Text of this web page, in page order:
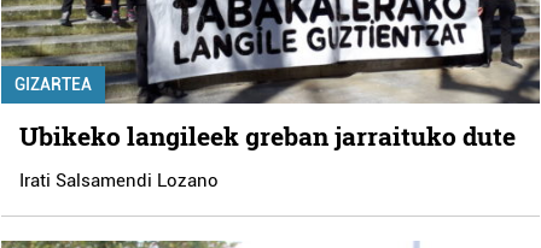
GIZARTEA
Ubikeko langileek greban jarraituko dute
Irati Salsamendi Lozano